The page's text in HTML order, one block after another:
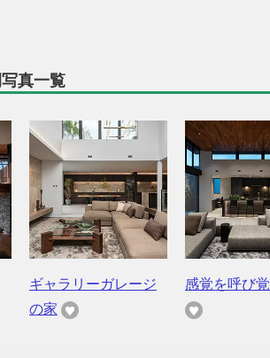
真一覧
ギャラリーガレージ
の家
感覚を呼び